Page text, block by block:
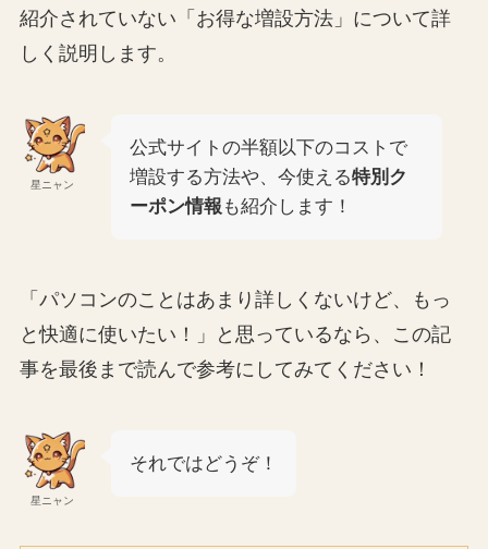
紹介されていない「お得な増設方法」について詳
しく説明します。
星ニャン
公式サイトの半額以下のコストで
増設する方法や、今使える特別ク
ーポン情報 も紹介します！
「パソコンのことはあまり詳しくないけど、もっ
と快適に使いたい！」と思っているなら、この記
事を最後まで読んで参考にしてみてください！
星ニャン
それではどうぞ！